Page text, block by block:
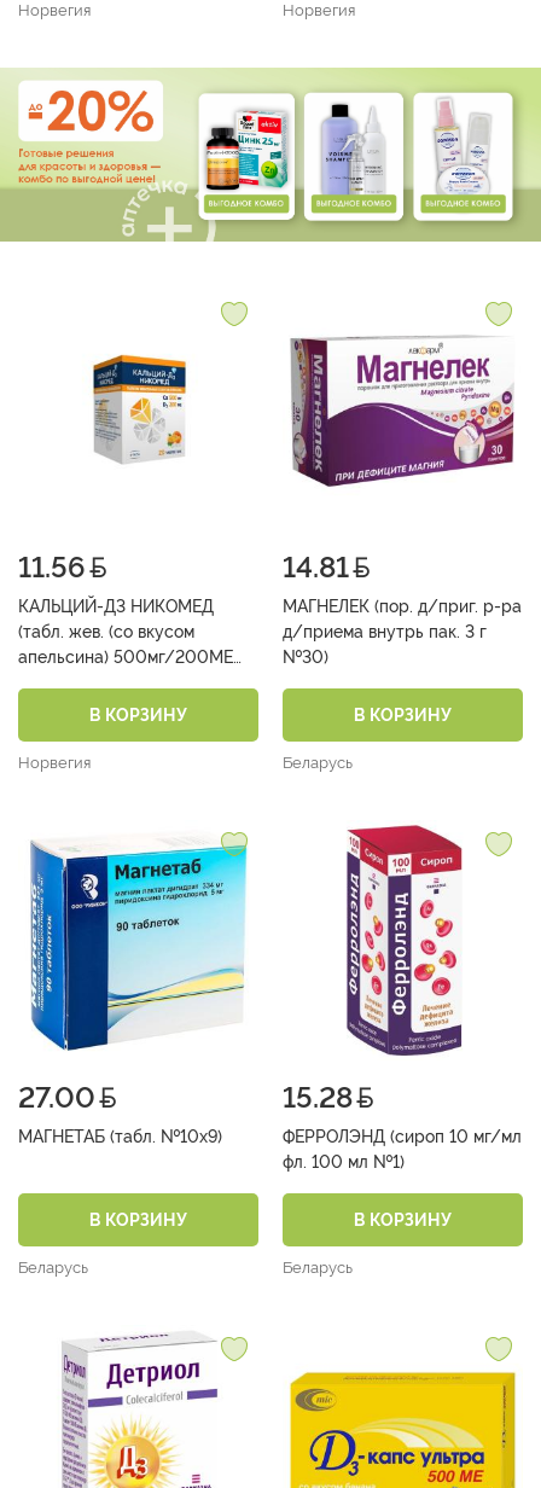
Норвегия Норвегия
11.56
КАЛЬЦИЙ-Д3 НИКОМЕД
(табл. жев. (со вкусом
апельсина) 500мг/200МЕ
В КОРЗИНУ
Норвегия
14.81
МАГНЕЛЕК (пор. д/приг. р-ра
д/приема внутрь пак. 3 г
№30)
В КОРЗИНУ
Беларусь
27.00
МАГНЕТАБ (табл. №10х9)
В КОРЗИНУ
Беларусь
15.28
ФЕРРОЛЭНД (сироп 10 мг/мл
фл. 100 мл №1)
В КОРЗИНУ
Беларусь